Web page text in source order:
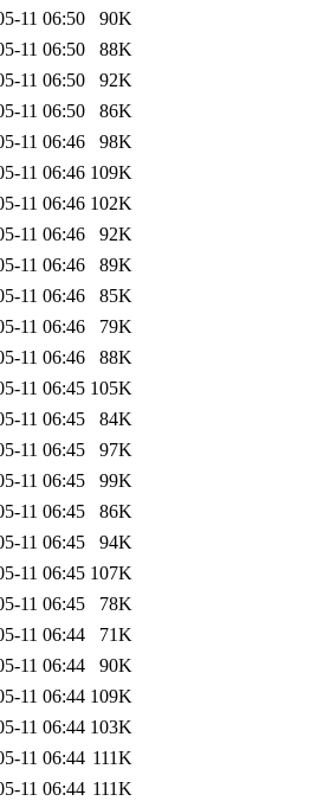
11 06:50
90K
11 06:50
88K
11 06:50
92K
11 06:50
86K
11 06:46
98K
11 06:46 109K
11 06:46 102K
11 06:46
92K
11 06:46
89K
11 06:46
85K
11 06:46
79K
11 06:46
88K
11 06:45 105K
11 06:45
84K
11 06:45
97K
11 06:45
99K
11 06:45
86K
11 06:45
94K
11 06:45 107K
11 06:45
78K
11 06:44
71K
11 06:44
90K
11 06:44 109K
11 06:44 103K
11 06:44 111K
11 06:44 111K